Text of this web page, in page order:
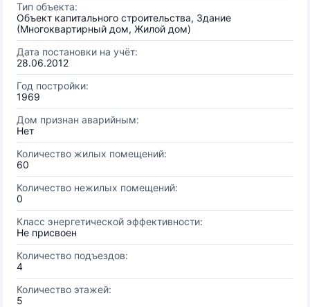
Тип объекта:
Объект капитального строительства, Здание
(Многоквартирный дом, Жилой дом)
Дата постановки на учёт:
28.06.2012
Год постройки:
1969
Дом признан аварийным:
Нет
Количество жилых помещений:
60
Количество нежилых помещений:
0
Класс энергетической эффективности:
Не присвоен
Количество подъездов:
4
Количество этажей:
5